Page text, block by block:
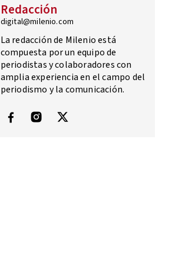
Redacción
digital@milenio.com
La redacción de Milenio está
compuesta por un equipo de
periodistas y colaboradores con
amplia experiencia en el campo del
periodismo y la comunicación.